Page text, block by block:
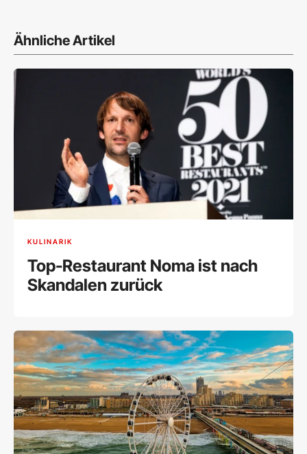
Ähnliche Artikel
KULINARIK
Top-Restaurant Noma ist nach
Skandalen zurück